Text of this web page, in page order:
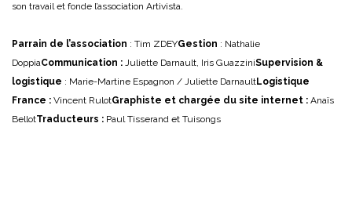
son travail et fonde l’association Artivista.
Parrain de l’association : Tim ZDEYGestion : Nathalie
DoppiaCommunication : Juliette Darnault, Iris GuazziniSupervision &
logistique : Marie-Martine Espagnon / Juliette DarnaultLogistique
France : Vincent RulotGraphiste et chargée du site internet : Anaïs
BellotTraducteurs : Paul Tisserand et Tuisongs